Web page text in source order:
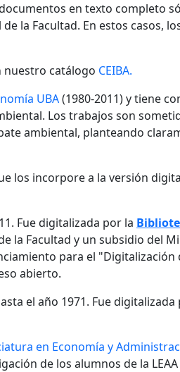
en texto completo
la Facultad. En estos casos,
nuestro catálogo CEIBA.
UBA(1980-2011) y tiene
Los trabajos son
ambiental, planteando
los incorpore a la versión
Fue digitalizada por la
la Facultad y un subsidio del
para el
abierto.
el año 1971. Fue digitalizada
en Economía y
de los alumnos de la